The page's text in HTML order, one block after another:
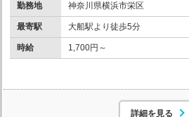
勤務地 神奈川県横浜市栄区
最寄駅 大船駅より徒歩5分
時給 1,700円～
詳細を見る